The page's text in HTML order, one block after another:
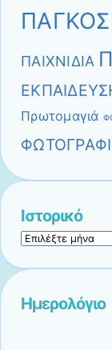
ΠΑΙΧΝΙΔΙΑ
Πρωτομαγιά
Ιστορικό
Ιστορικό
Ημερολόγιο